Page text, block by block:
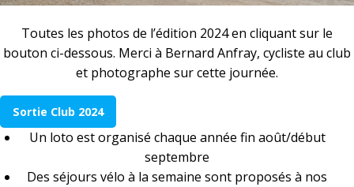
Toutes les photos de l’édition 2024 en cliquant sur le
bouton ci-dessous. Merci à Bernard Anfray, cycliste au club
et photographe sur cette journée.
Sortie Club 2024
Un loto est organisé chaque année fin août/début
septembre
Des séjours vélo à la semaine sont proposés à nos